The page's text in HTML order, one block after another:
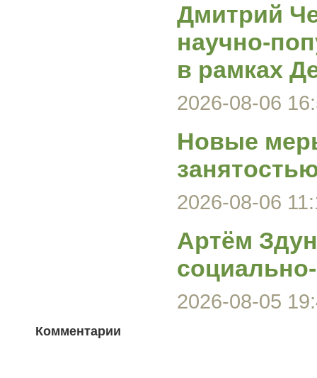
Дмитрий
научно-
в рамках
2026-08-06
Новые
2026-08-06
Артём
2026-08-05
Комментарии